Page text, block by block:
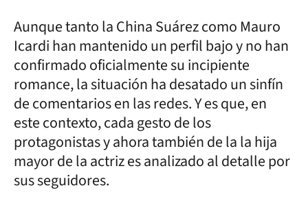
Aunque tanto la China Suárez como Mauro
Icardi han mantenido un perfil bajo y no han
confirmado oficialmente su incipiente
romance, la situación ha desatado un sinfín
de comentarios en las redes. Y es que, en
este contexto, cada gesto de los
protagonistas y ahora también de la la hija
mayor de la actriz es analizado al detalle por
sus seguidores.